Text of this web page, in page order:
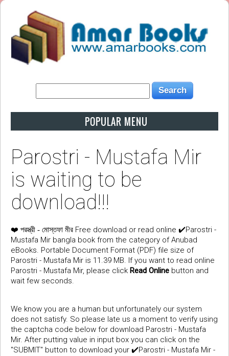
POPULAR MENU
Parostri - Mustafa Mir
is waiting to be
download!!!
❤️ পরস্ত্রী - মোস্তফা মীর Free download or read online ✔️Parostri -
Mustafa Mir bangla book from the category of Anubad
eBooks. Portable Document Format (PDF) file size of
Parostri - Mustafa Mir is 11.39 MB. If you want to read online
Parostri - Mustafa Mir, please click Read Online button and
wait few seconds.
We know you are a human but unfortunately our system
does not satisfy. So please late us a moment to verify using
the captcha code below for download Parostri - Mustafa
Mir. After putting value in input box you can click on the
"SUBMIT" button to download your ✔️Parostri - Mustafa Mir -